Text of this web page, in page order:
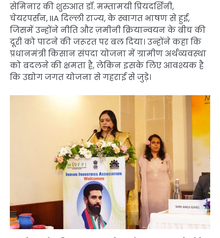
सेमिनार की शुरुआत डॉ. मम्तामयी प्रियदर्शिनी,
चेयरपर्सन, IIA दिल्ली राज्य, के स्वागत भाषण से हुई,
जिसमें उन्होंने नीति और ज़मीनी क्रियान्वयन के बीच की
दूरी को पाटने की जरूरत पर बल दिया। उन्होंने कहा कि
प्रधानमंत्री किसान संपदा योजना में ग्रामीण अर्थव्यवस्था
को बदलने की क्षमता है, लेकिन इसके लिए आवश्यक है
कि उद्योग जगत योजना से गहराई से जुड़े।